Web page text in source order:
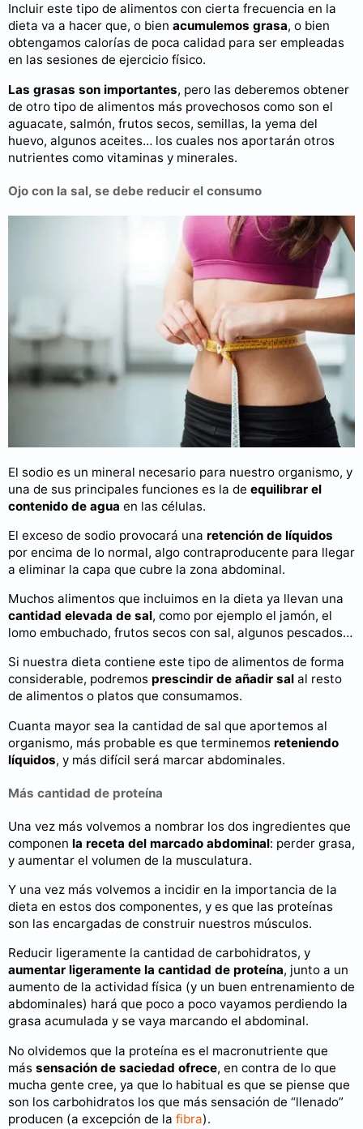
Incluir este tipo de alimentos con cierta frecuencia en la
dieta va a hacer que, o bien acumulemos grasa, o bien
obtengamos calorías de poca calidad para ser empleadas
en las sesiones de ejercicio físico.
Las grasas son importantes, pero las deberemos obtener
de otro tipo de alimentos más provechosos como son el
aguacate, salmón, frutos secos, semillas, la yema del
huevo, algunos aceites… los cuales nos aportarán otros
nutrientes como vitaminas y minerales.
Ojo con la sal, se debe reducir el consumo
El sodio es un mineral necesario para nuestro organismo, y
una de sus principales funciones es la de equilibrar el
contenido de agua en las células.
El exceso de sodio provocará una retención de líquidos
por encima de lo normal, algo contraproducente para llegar
a eliminar la capa que cubre la zona abdominal.
Muchos alimentos que incluimos en la dieta ya llevan una
cantidad elevada de sal, como por ejemplo el jamón, el
lomo embuchado, frutos secos con sal, algunos pescados…
Si nuestra dieta contiene este tipo de alimentos de forma
considerable, podremos prescindir de añadir sal al resto
de alimentos o platos que consumamos.
Cuanta mayor sea la cantidad de sal que aportemos al
organismo, más probable es que terminemos reteniendo
líquidos, y más difícil será marcar abdominales.
Más cantidad de proteína
Una vez más volvemos a nombrar los dos ingredientes que
componen la receta del marcado abdominal: perder grasa,
y aumentar el volumen de la musculatura.
Y una vez más volvemos a incidir en la importancia de la
dieta en estos dos componentes, y es que las proteínas
son las encargadas de construir nuestros músculos.
Reducir ligeramente la cantidad de carbohidratos, y
aumentar ligeramente la cantidad de proteína, junto a un
aumento de la actividad física (y un buen entrenamiento de
abdominales) hará que poco a poco vayamos perdiendo la
grasa acumulada y se vaya marcando el abdominal.
No olvidemos que la proteína es el macronutriente que
más sensación de saciedad ofrece, en contra de lo que
mucha gente cree, ya que lo habitual es que se piense que
son los carbohidratos los que más sensación de “llenado”
producen (a excepción de la fibra).